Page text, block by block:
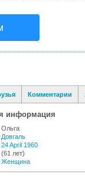
Комментарии
информация
Ольга
Довгаль
24 April 1960
(61 лет)
Женщина